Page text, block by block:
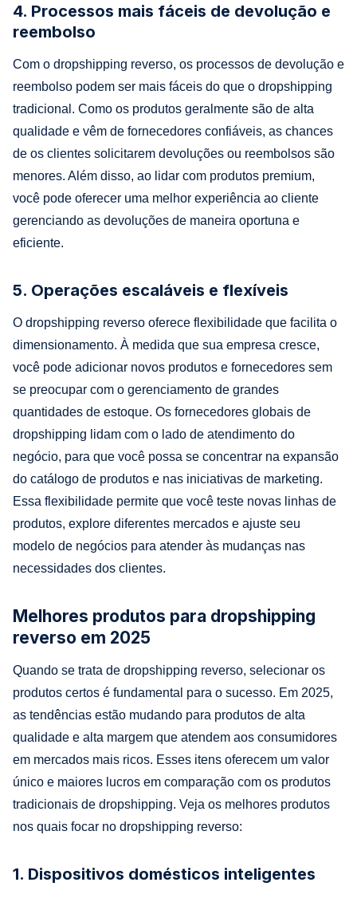
4. Processos mais fáceis de devolução e
reembolso
Com o dropshipping reverso, os processos de devolução e
reembolso podem ser mais fáceis do que o dropshipping
tradicional. Como os produtos geralmente são de alta
qualidade e vêm de fornecedores confiáveis, as chances
de os clientes solicitarem devoluções ou reembolsos são
menores. Além disso, ao lidar com produtos premium,
você pode oferecer uma melhor experiência ao cliente
gerenciando as devoluções de maneira oportuna e
eficiente.
5. Operações escaláveis e flexíveis
O dropshipping reverso oferece flexibilidade que facilita o
dimensionamento. À medida que sua empresa cresce,
você pode adicionar novos produtos e fornecedores sem
se preocupar com o gerenciamento de grandes
quantidades de estoque. Os fornecedores globais de
dropshipping lidam com o lado de atendimento do
negócio, para que você possa se concentrar na expansão
do catálogo de produtos e nas iniciativas de marketing.
Essa flexibilidade permite que você teste novas linhas de
produtos, explore diferentes mercados e ajuste seu
modelo de negócios para atender às mudanças nas
necessidades dos clientes.
Melhores produtos para dropshipping
reverso em 2025
Quando se trata de dropshipping reverso, selecionar os
produtos certos é fundamental para o sucesso. Em 2025,
as tendências estão mudando para produtos de alta
qualidade e alta margem que atendem aos consumidores
em mercados mais ricos. Esses itens oferecem um valor
único e maiores lucros em comparação com os produtos
tradicionais de dropshipping. Veja os melhores produtos
nos quais focar no dropshipping reverso:
1. Dispositivos domésticos inteligentes